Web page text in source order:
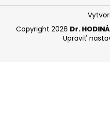
Copyright 2026 Dr.
Upraviť